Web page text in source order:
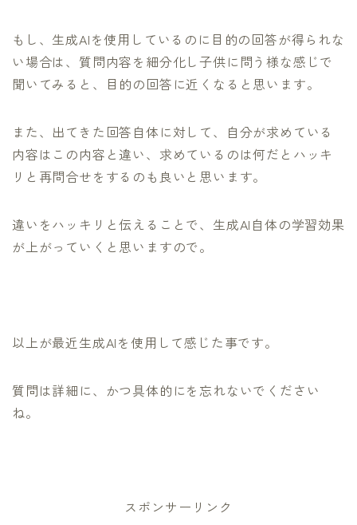
もし、生成AIを使用しているのに目的の回答が得られな
い場合は、質問内容を細分化し子供に問う様な感じで
聞いてみると、目的の回答に近くなると思います。
また、出てきた回答自体に対して、自分が求めている
内容はこの内容と違い、求めているのは何だとハッキ
リと再問合せをするのも良いと思います。
違いをハッキリと伝えることで、生成AI自体の学習効果
が上がっていくと思いますので。
以上が最近生成AIを使用して感じた事です。
質問は詳細に、かつ具体的にを忘れないでください
ね。
スポンサーリンク